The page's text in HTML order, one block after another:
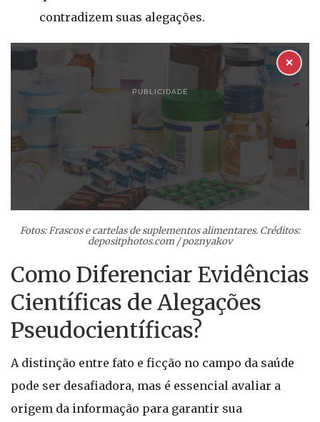
contradizem suas alegações.
PUBLICIDADE
✕
Fotos: Frascos e cartelas de suplementos alimentares. Créditos:
depositphotos.com / poznyakov
Como Diferenciar Evidências
Científicas de Alegações
Pseudocientíficas?
A distinção entre fato e ficção no campo da saúde
pode ser desafiadora, mas é essencial avaliar a
origem da informação para garantir sua